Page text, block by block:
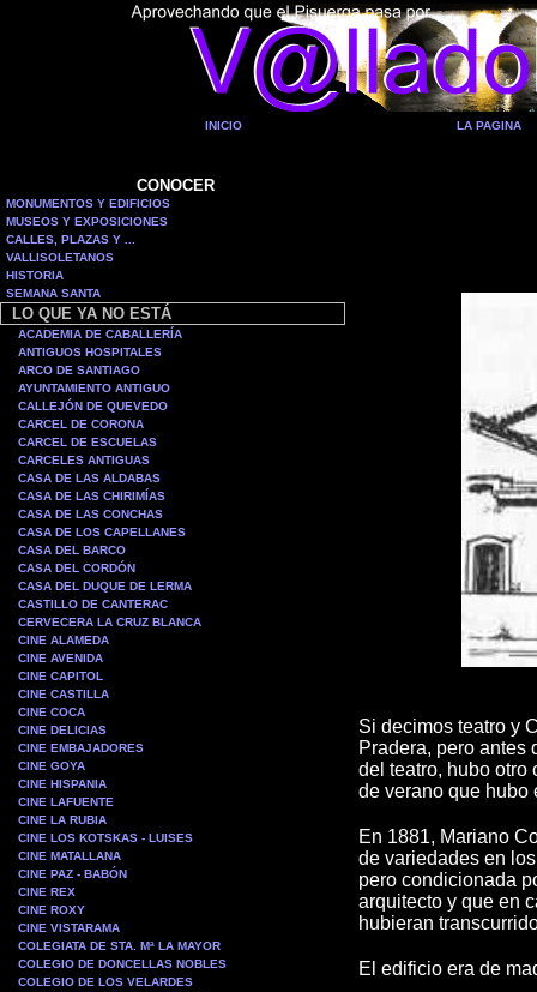
INICIO LA PAGINA
CONOCER
MONUMENTOS Y EDIFICIOS
MUSEOS Y EXPOSICIONES
CALLES, PLAZAS Y ...
VALLISOLETANOS
HISTORIA
SEMANA SANTA
LO QUE YA NO ESTÁ
ACADEMIA DE CABALLERÍA
ANTIGUOS HOSPITALES
ARCO DE SANTIAGO
AYUNTAMIENTO ANTIGUO
CALLEJÓN DE QUEVEDO
CARCEL DE CORONA
CARCEL DE ESCUELAS
CARCELES ANTIGUAS
CASA DE LAS ALDABAS
CASA DE LAS CHIRIMÍAS
CASA DE LAS CONCHAS
CASA DE LOS CAPELLANES
CASA DEL BARCO
CASA DEL CORDÓN
CASA DEL DUQUE DE LERMA
CASTILLO DE CANTERAC
CERVECERA LA CRUZ BLANCA
CINE ALAMEDA
CINE AVENIDA
CINE CAPITOL
CINE CASTILLA
CINE COCA
CINE DELICIAS
CINE EMBAJADORES
CINE GOYA
CINE HISPANIA
CINE LAFUENTE
CINE LA RUBIA
CINE LOS KOTSKAS - LUISES
CINE MATALLANA
CINE PAZ - BABÓN
CINE REX
CINE ROXY
CINE VISTARAMA
COLEGIATA DE STA. Mª LA MAYOR
COLEGIO DE DONCELLAS NOBLES
COLEGIO DE LOS VELARDES
Si decimos teatro y
Pradera, pero antes
del teatro, hubo otro
de verano que hubo
En 1881, Mariano
de variedades en
pero condicionada
arquitecto y que en
hubieran
El edificio era de